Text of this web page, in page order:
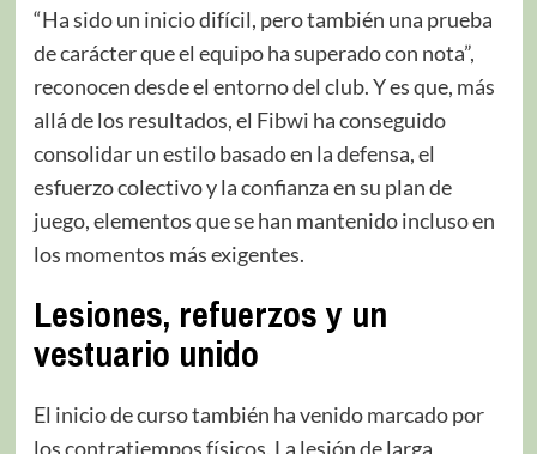
“Ha sido un inicio difícil, pero también una prueba
de carácter que el equipo ha superado con nota”,
reconocen desde el entorno del club. Y es que, más
allá de los resultados, el Fibwi ha conseguido
consolidar un estilo basado en la defensa, el
esfuerzo colectivo y la confianza en su plan de
juego, elementos que se han mantenido incluso en
los momentos más exigentes.
Lesiones, refuerzos y un
vestuario unido
El inicio de curso también ha venido marcado por
los contratiempos físicos. La lesión de larga